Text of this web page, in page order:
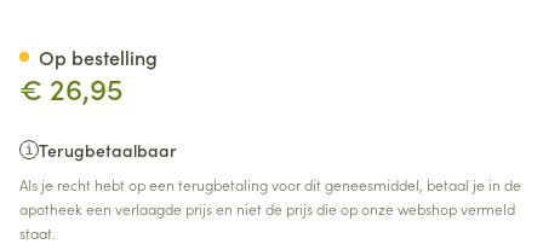
€ 26,95
Terugbetaalbaar
Als je recht hebt op een terugbetaling voor dit geneesmiddel, betaal je in de
apotheek een verlaagde prijs en niet de prijs die op onze webshop vermeld
staat.
Op bestelling